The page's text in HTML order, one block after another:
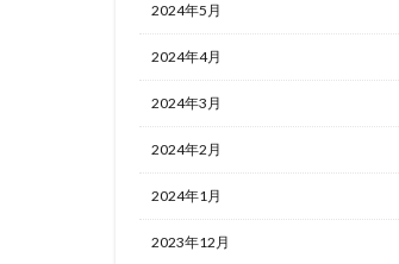
2024年5月
2024年4月
2024年3月
2024年2月
2024年1月
2023年12月